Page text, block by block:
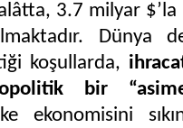
3.7 milyar $’la
Dünya
koşullarda,
bir
ekonomisini